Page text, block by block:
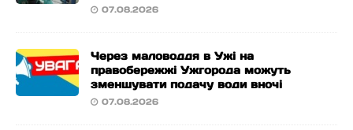
07.08.2026
Через маловоддя в Ужі на
правобережжі Ужгорода можуть
зменшувати подачу води вночі
07.08.2026